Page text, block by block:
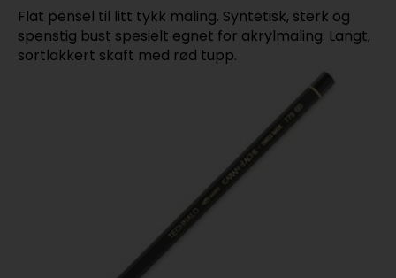
Flat pensel til litt tykk maling. Syntetisk, sterk og
spenstig bust spesielt egnet for akrylmaling. Langt,
sortlakkert skaft med rød tupp.